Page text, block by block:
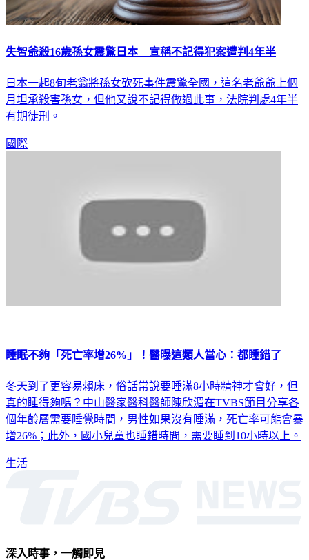
失智爺殺16歲孫女震驚日本 宣稱不記得犯案遭判4年半
日本一起8旬老翁將孫女砍死事件震驚全國，這名老爺爺上個
月坦承殺害孫女，但他又說不記得做過此事，法院判處4年半
有期徒刑。
國際
睡眠不夠「死亡率增26%」！醫曝這類人當心：都睡錯了
冬天到了更容易賴床，俗話常說要睡滿8小時精神才會好，但
真的睡得夠嗎？中山醫家醫科醫師陳欣湄在TVBS節目分享各
個年齡層需要睡覺時間，男性如果沒有睡滿，死亡率可能會暴
增26%；此外，國小兒童也睡錯時間，需要睡到10小時以上。
生活
深入時事，一觸即見